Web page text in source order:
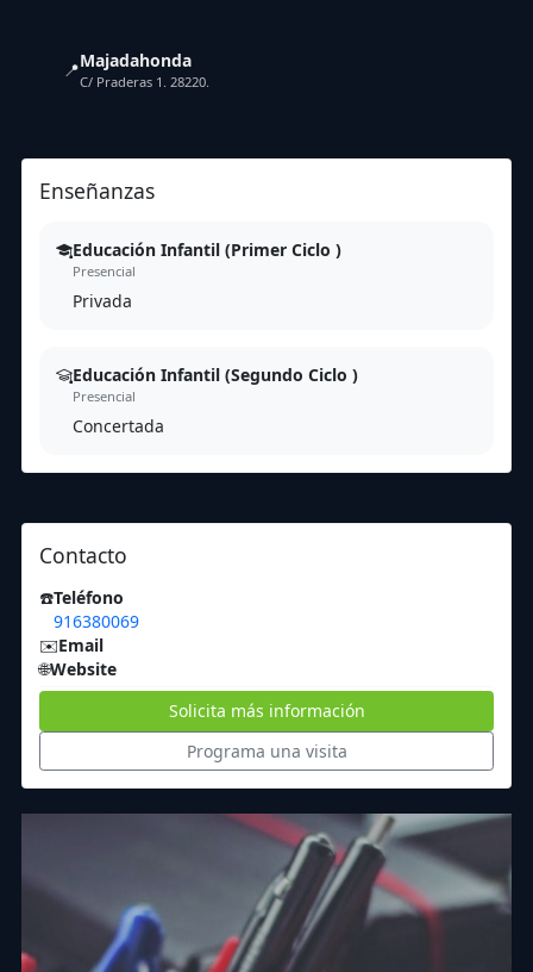
📍Majadahonda
C/ Praderas 1. 28220.
Enseñanzas
Educación Infantil (Primer Ciclo )
Presencial
Privada
Educación Infantil (Segundo Ciclo )
Presencial
Concertada
Contacto
☎️Teléfono
916380069
✉️Email
🌐Website
Solicita más información
Programa una visita